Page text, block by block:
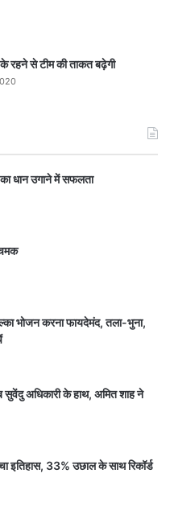
रहने से टीम की ताकत बढ़ेगी
का धान उगाने में सफलता
भोजन करना फायदेमंद, तला-भुना,
सुवेंदु अधिकारी के हाथ, अमित शाह ने
इतिहास, 33% उछाल के साथ रिकॉर्ड